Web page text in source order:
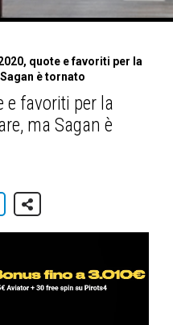
quote e favoriti per la
è tornato
e favoriti per la
ma Sagan è